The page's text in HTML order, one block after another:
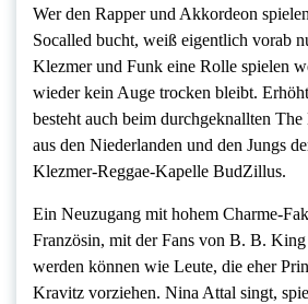
Wer den Rapper und Akkordeon
Socalled bucht, weiß eigentlich vorab
Klezmer und Funk eine Rolle spielen
wieder kein Auge trocken bleibt.
besteht auch beim durchgeknallten
aus den Niederlanden und den Jungs
Klezmer-Reggae-Kapelle BudZillus.
Ein Neuzugang mit hohem Charme-
Französin, mit der Fans von B. B.
werden können wie Leute, die eher
Kravitz vorziehen. Nina Attal singt,